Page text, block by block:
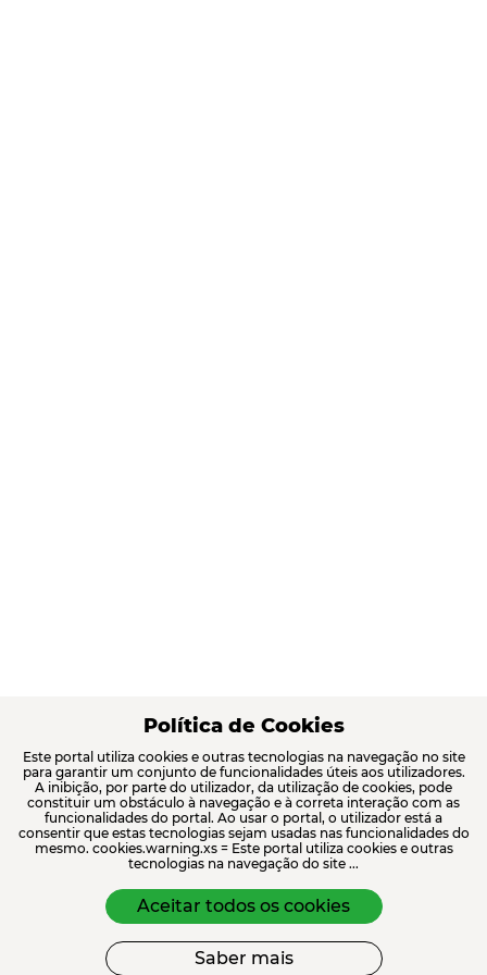
Política de Cookies
Este portal utiliza cookies e outras tecnologias na navegação no site
para garantir um conjunto de funcionalidades úteis aos utilizadores.
A inibição, por parte do utilizador, da utilização de cookies, pode
constituir um obstáculo à navegação e à correta interação com as
funcionalidades do portal. Ao usar o portal, o utilizador está a
consentir que estas tecnologias sejam usadas nas funcionalidades do
mesmo. cookies.warning.xs = Este portal utiliza cookies e outras
tecnologias na navegação do site ...
Aceitar todos os cookies
Saber mais